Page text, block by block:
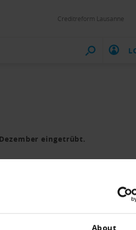
Creditreform Lausanne
eingetrübt.
von 100. Betroffen
Nachfrage aus dem
Industrie abbildet. Dieser ist